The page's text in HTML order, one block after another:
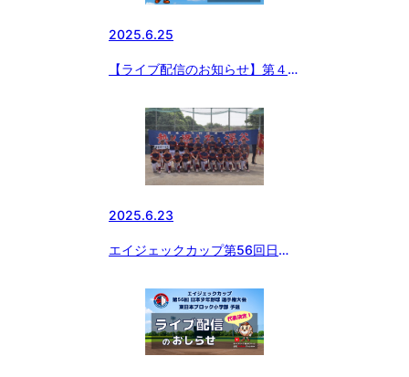
2025.6.25
【ライブ配信のお知らせ】第４回
2025.6.23
エイジェックカップ第56回日本
ック小学部予選 A代表、B代表決